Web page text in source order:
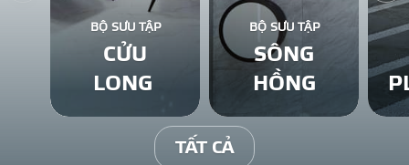
GẠCH ỐP LÁT
BÊ TÔNG KHÍ
NGÓI LỢP
BỘ SƯU TẬP
CỬU
LONG
BỘ SƯU TẬP
SÔNG
HỒNG
TẤT CẢ